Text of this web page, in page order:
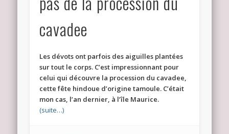
cavadee
Les dévots ont parfois des aiguilles plantées
sur tout le corps. C’est impressionnant pour
celui qui découvre la procession du cavadee,
cette fête hindoue d’origine tamoule. C’était
mon cas, l’an dernier, à l’île Maurice.
(suite…)